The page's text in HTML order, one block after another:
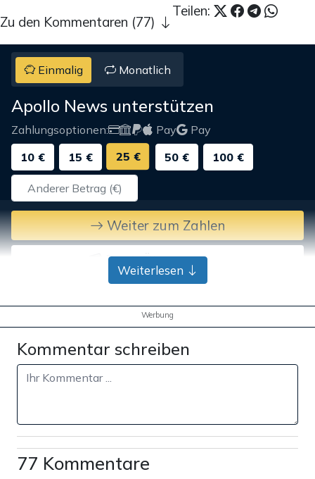
Teilen:
Zu den Kommentaren (77)
Einmalig Monatlich
Apollo News unterstützen
Zahlungsoptionen: Pay
Pay
10 €
15 € 25 € 50 € 100 €
Weiter zum Zahlen
Bank-Überweisung
Weiterlesen
Werbung
Kommentar schreiben
77 Kommentare